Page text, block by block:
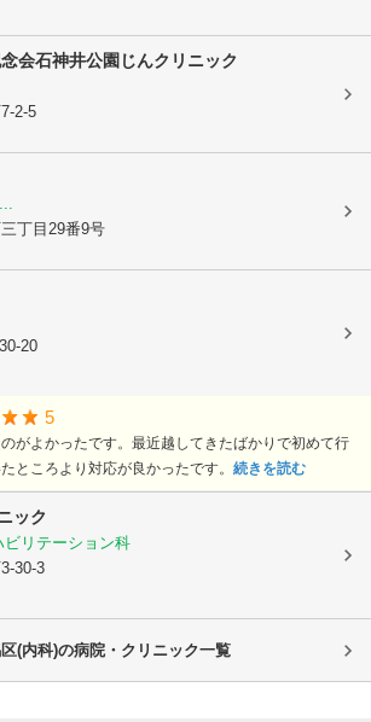
会石神井公園じんクリニック
2-5
丁目29番9号
20
5
がよかったです。最近越してきたばかりで初めて行
ところより対応が良かったです。 続きを読む
ック
リテーション科
30-3
(内科)の病院・クリニック一覧